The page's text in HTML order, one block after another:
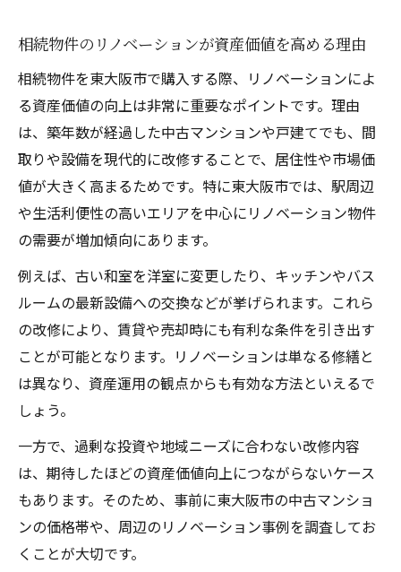
相続物件のリノベーションが資産価値を高める理由
相続物件を東大阪市で購入する際、リノベーションによ
る資産価値の向上は非常に重要なポイントです。理由
は、築年数が経過した中古マンションや戸建てでも、間
取りや設備を現代的に改修することで、居住性や市場価
値が大きく高まるためです。特に東大阪市では、駅周辺
や生活利便性の高いエリアを中心にリノベーション物件
の需要が増加傾向にあります。
例えば、古い和室を洋室に変更したり、キッチンやバス
ルームの最新設備への交換などが挙げられます。これら
の改修により、賃貸や売却時にも有利な条件を引き出す
ことが可能となります。リノベーションは単なる修繕と
は異なり、資産運用の観点からも有効な方法といえるで
しょう。
一方で、過剰な投資や地域ニーズに合わない改修内容
は、期待したほどの資産価値向上につながらないケース
もあります。そのため、事前に東大阪市の中古マンショ
ンの価格帯や、周辺のリノベーション事例を調査してお
くことが大切です。